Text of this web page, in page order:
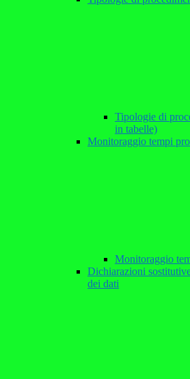
Tipologie di
in tabelle)
Monitoraggio tempi
Monitoraggio
Dichiarazioni
dei dati